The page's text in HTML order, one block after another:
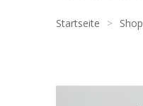
Startseite > Shop